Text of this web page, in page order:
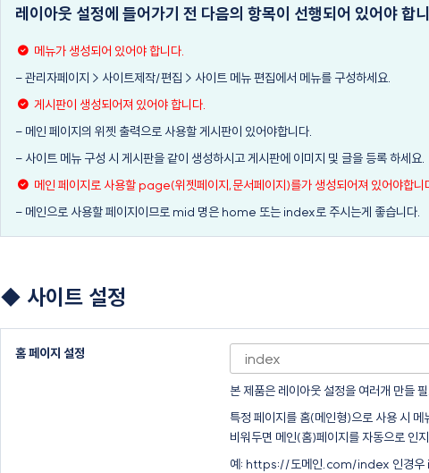
레이아웃 설정에 들어가기 전 다음의 항목이 선행되어 있어야 합
메뉴가 생성되어 있어야 합니다.
- 관리자페이지 > 사이트제작/편집 > 사이트 메뉴 편집에서 메뉴를 구성하세요.
게시판이 생성되어져 있어야 합니다.
- 메인 페이지의 위젯 출력으로 사용할 게시판이 있어야합니다.
- 사이트 메뉴 구성 시 게시판을 같이 생성하시고 게시판에 이미지 및 글을 등록 하세요.
메인 페이지로 사용할 page(위젯페이지,문서페이지)를가 생성되어져 있어야합니
- 메인으로 사용할 페이지이므로 mid 명은 home 또는 index로 주시는게 좋습니다.
◆ 사이트 설정
홈 페이지 설정
본 제품은 레이아웃 설정을 여러개 만들
특정 페이지를 홈(메인형)으로 사용 시
비워두면 메인(홈)페이지를 자동으로 인
예: https://도메인.com/index 인경우